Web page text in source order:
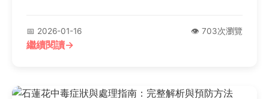
📅 2026-01-16 👁️ 703次瀏覽
繼續閱讀